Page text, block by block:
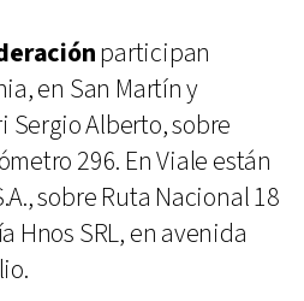
participan
en San Martín y
Sergio Alberto, sobre
296. En Viale están
sobre Ruta Nacional 18
Hnos SRL, en avenida